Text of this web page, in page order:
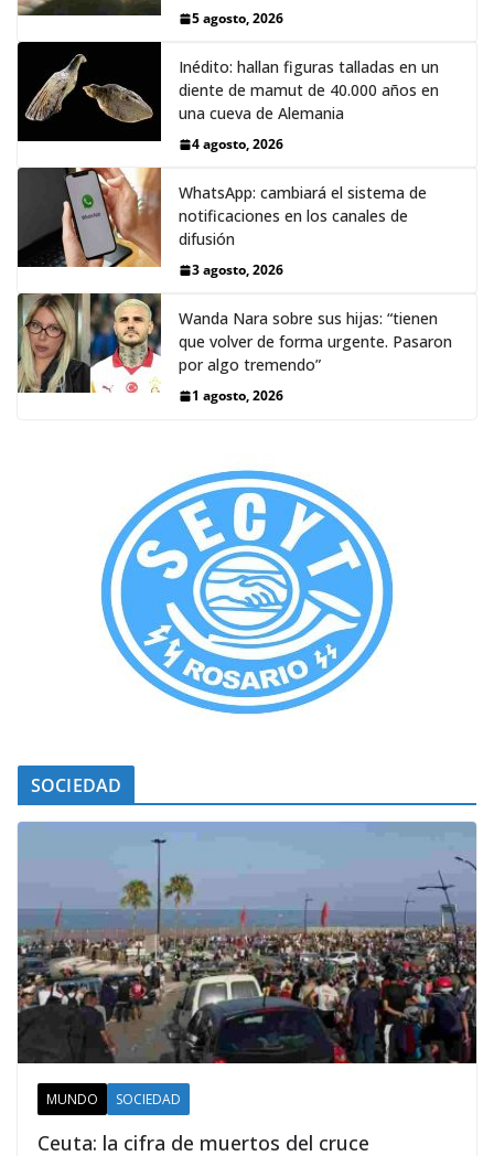
5 agosto, 2026
Inédito: hallan figuras talladas en un
diente de mamut de 40.000 años en
una cueva de Alemania
4 agosto, 2026
WhatsApp: cambiará el sistema de
notificaciones en los canales de
difusión
3 agosto, 2026
Wanda Nara sobre sus hijas: “tienen
que volver de forma urgente. Pasaron
por algo tremendo”
1 agosto, 2026
SOCIEDAD
MUNDO SOCIEDAD
Ceuta: la cifra de muertos del cruce